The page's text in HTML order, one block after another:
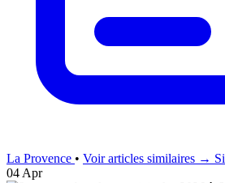
La Provence • Voir articles similaires →
04 Apr